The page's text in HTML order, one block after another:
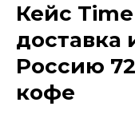
Кейс
доставка
Россию
кофе